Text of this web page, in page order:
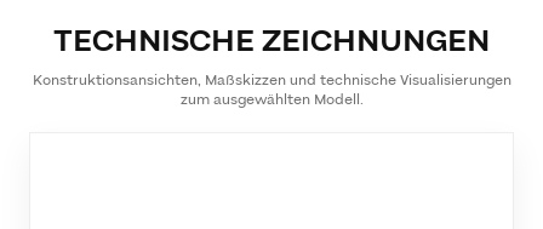
TECHNISCHE ZEICHNUNGEN
Konstruktionsansichten, Maßskizzen und technische Visualisierungen
zum ausgewählten Modell.